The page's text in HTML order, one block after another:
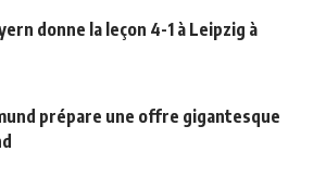
donne la leçon 4-1 à Leipzig à
prépare une offre gigantesque